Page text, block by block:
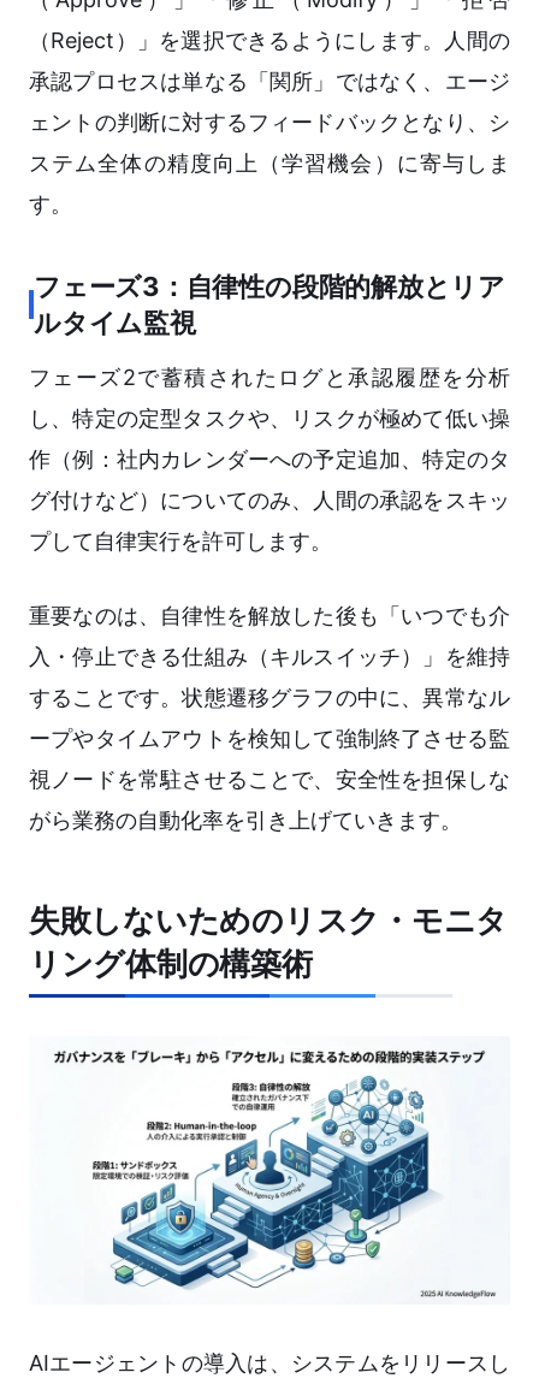
（Reject）」を選択できるようにします。人間の
承認プロセスは単なる「関所」ではなく、エージ
ェントの判断に対するフィードバックとなり、シ
ステム全体の精度向上（学習機会）に寄与しま
す。
フェーズ3：自律性の段階的解放とリア
ルタイム監視
フェーズ2で蓄積されたログと承認履歴を分析
し、特定の定型タスクや、リスクが極めて低い操
作（例：社内カレンダーへの予定追加、特定のタ
グ付けなど）についてのみ、人間の承認をスキッ
プして自律実行を許可します。
重要なのは、自律性を解放した後も「いつでも介
入・停止できる仕組み（キルスイッチ）」を維持
することです。状態遷移グラフの中に、異常なル
ープやタイムアウトを検知して強制終了させる監
視ノードを常駐させることで、安全性を担保しな
がら業務の自動化率を引き上げていきます。
失敗しないためのリスク・モニタ
リング体制の構築術
AIエージェントの導入は、システムをリリースし